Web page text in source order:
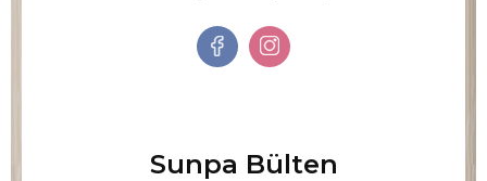
Sunpa Bülten